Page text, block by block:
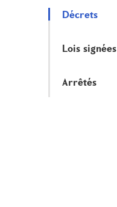
Décrets
Lois signées
Arrêtés